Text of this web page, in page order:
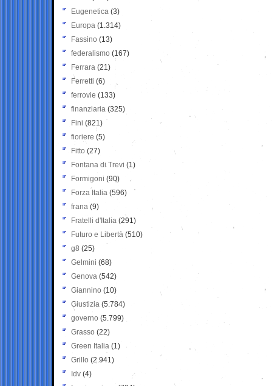
Eugenetica (3)
Europa (1.314)
Fassino (13)
federalismo (167)
Ferrara (21)
Ferretti (6)
ferrovie (133)
finanziaria (325)
Fini (821)
fioriere (5)
Fitto (27)
Fontana di Trevi (1)
Formigoni (90)
Forza Italia (596)
frana (9)
Fratelli d'Italia (291)
Futuro e Libertà (510)
g8 (25)
Gelmini (68)
Genova (542)
Giannino (10)
Giustizia (5.784)
governo (5.799)
Grasso (22)
Green Italia (1)
Grillo (2.941)
Idv (4)